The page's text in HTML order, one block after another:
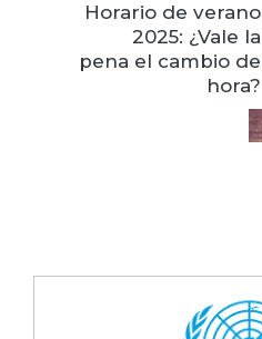
Horario de verano
2025: ¿Vale la
pena el cambio de
hora?